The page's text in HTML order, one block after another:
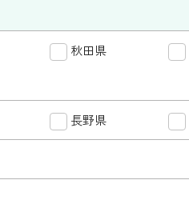
秋田県
長野県
岩手県
群馬県